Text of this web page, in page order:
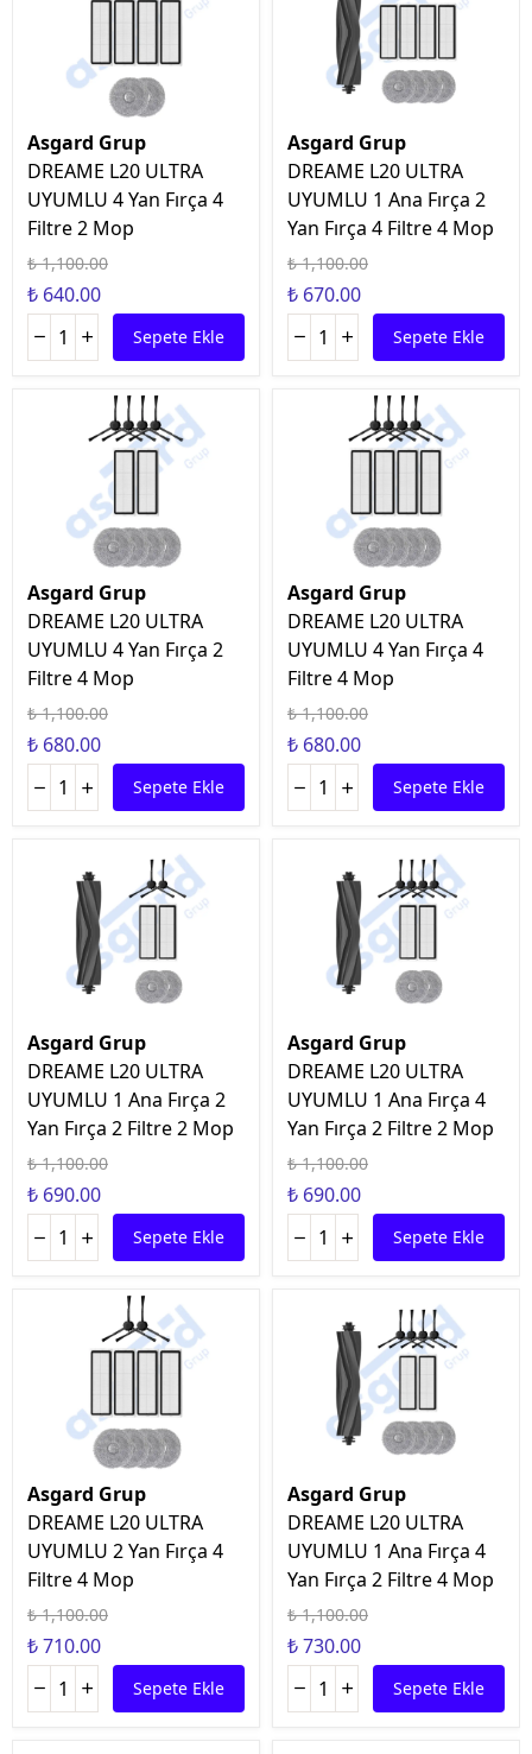
Asgard Grup
DREAME L20 ULTRA
UYUMLU 4 Yan Fırça 4
Filtre 2 Mop
₺ 1,100.00
₺ 640.00
Sepete Ekle
Asgard Grup
DREAME L20 ULTRA
UYUMLU 1 Ana Fırça 2
Yan Fırça 4 Filtre 4 Mop
₺ 1,100.00
₺ 670.00
Sepete Ekle
Asgard Grup
DREAME L20 ULTRA
UYUMLU 4 Yan Fırça 2
Filtre 4 Mop
₺ 1,100.00
₺ 680.00
Sepete Ekle
Asgard Grup
DREAME L20 ULTRA
UYUMLU 4 Yan Fırça 4
Filtre 4 Mop
₺ 1,100.00
₺ 680.00
Sepete Ekle
Asgard Grup
DREAME L20 ULTRA
UYUMLU 1 Ana Fırça 2
Yan Fırça 2 Filtre 2 Mop
₺ 1,100.00
₺ 690.00
Sepete Ekle
Asgard Grup
DREAME L20 ULTRA
UYUMLU 1 Ana Fırça 4
Yan Fırça 2 Filtre 2 Mop
₺ 1,100.00
₺ 690.00
Sepete Ekle
Asgard Grup
DREAME L20 ULTRA
UYUMLU 2 Yan Fırça 4
Filtre 4 Mop
₺ 1,100.00
₺ 710.00
Sepete Ekle
Asgard Grup
DREAME L20 ULTRA
UYUMLU 1 Ana Fırça 4
Yan Fırça 2 Filtre 4 Mop
₺ 1,100.00
₺ 730.00
Sepete Ekle